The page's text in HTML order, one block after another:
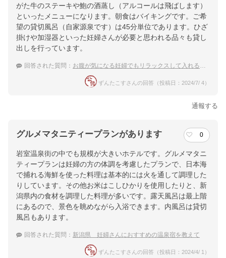
がた牛のステーキや鮑の酒蒸し（アルコールは飛ばします）
といったメニューになります。朝食はバイキングです。ご希
望の貸切風呂（自家源泉です）は45分単位であります。ひざ
掛けや加湿器といった妊婦さんが必要と思われる品々も貸し
出しを行っています。
回答された質問： お腹が気になる妊婦でもリラックスして入れる貸切風呂がある月岡温泉の宿は？
ずんたこすさんの回答（投稿日：2024/7/ 4）
通報する
グルメマタニティープランがあります 0
岩室温泉街の中でも規模が大きいホテルです。グルメマタニ
ティープランは妊婦の方の体調を考慮したプランで、日本海
で捕れる海鮮を使った料理は基本的には火を通して調理した
りしています。その他お米はこしひかりを使用したりと、新
潟県内の食材を調理した料理が多いです。露天風呂は最上階
にあるので、景色を眺めながら入浴できます。内風呂は貸切
風呂もあります。
回答された質問： 新潟県 妊婦さんにおすすめの温泉宿を教えて
ずんたこすさんの回答（投稿日：2024/4/ 1）